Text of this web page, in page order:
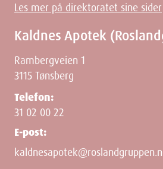
Les mer på direktoratet sine sider
Kaldnes Apotek
Rambergveien 1
3115 Tønsberg
Telefon:
31 02 00 22
E-post: